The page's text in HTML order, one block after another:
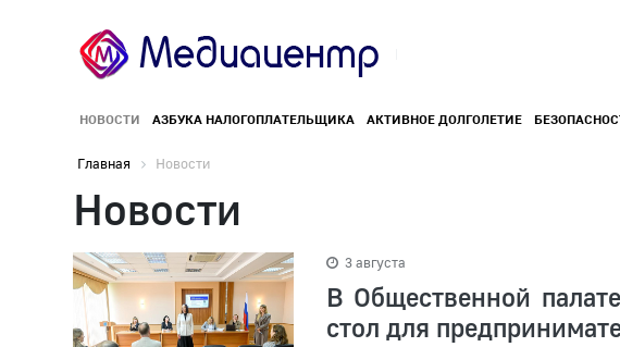
НОВОСТИ АЗБУКА НАЛОГОПЛАТЕЛЬЩИКА АКТИВНОЕ ДОЛГОЛЕТИЕ
Главная Новости
Новости
3 августа
В Общественной
стол для